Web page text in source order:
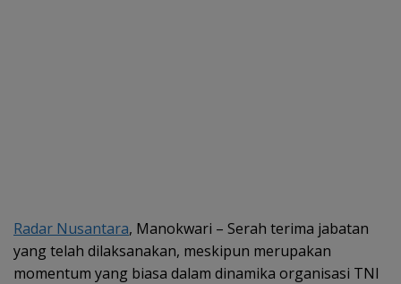
Radar Nusantara, Manokwari – Serah terima jabatan
yang telah dilaksanakan, meskipun merupakan
momentum yang biasa dalam dinamika organisasi TNI